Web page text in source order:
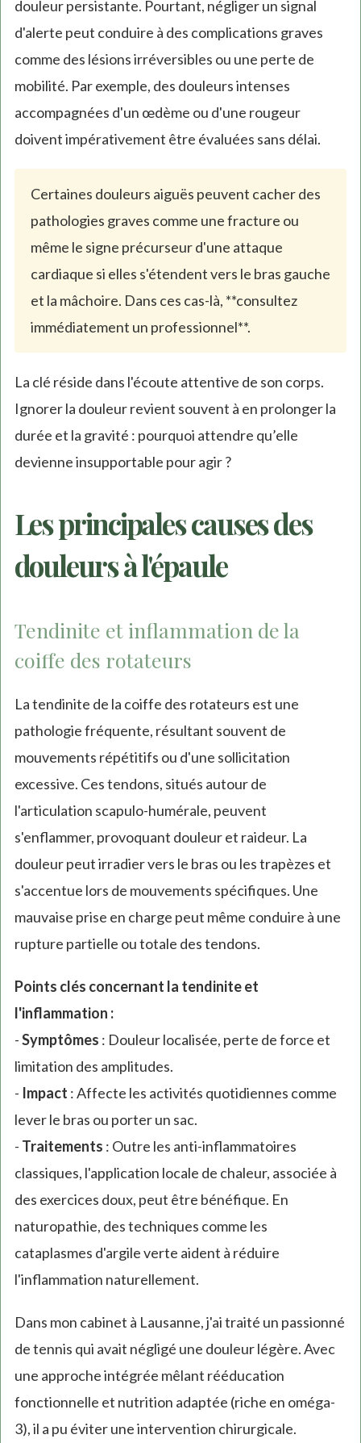
douleur persistante. Pourtant, négliger un signal
d'alerte peut conduire à des complications graves
comme des lésions irréversibles ou une perte de
mobilité. Par exemple, des douleurs intenses
accompagnées d'un œdème ou d'une rougeur
doivent impérativement être évaluées sans délai.
Certaines douleurs aiguës peuvent cacher des
pathologies graves comme une fracture ou
même le signe précurseur d'une attaque
cardiaque si elles s'étendent vers le bras gauche
et la mâchoire. Dans ces cas-là, **consultez
immédiatement un professionnel**.
La clé réside dans l'écoute attentive de son corps.
Ignorer la douleur revient souvent à en prolonger la
durée et la gravité : pourquoi attendre qu’elle
devienne insupportable pour agir ?
Les principales causes des
douleurs à l'épaule
Tendinite et inflammation de la
coiffe des rotateurs
La tendinite de la coiffe des rotateurs est une
pathologie fréquente, résultant souvent de
mouvements répétitifs ou d'une sollicitation
excessive. Ces tendons, situés autour de
l'articulation scapulo-humérale, peuvent
s'enflammer, provoquant douleur et raideur. La
douleur peut irradier vers le bras ou les trapèzes et
s'accentue lors de mouvements spécifiques. Une
mauvaise prise en charge peut même conduire à une
rupture partielle ou totale des tendons.
Points clés concernant la tendinite et
l'inflammation :
-Symptômes : Douleur localisée, perte de force et
limitation des amplitudes.
- Impact : Affecte les activités quotidiennes comme
lever le bras ou porter un sac.
- Traitements : Outre les anti-inflammatoires
classiques, l'application locale de chaleur, associée à
des exercices doux, peut être bénéfique. En
naturopathie, des techniques comme les
cataplasmes d'argile verte aident à réduire
l'inflammation naturellement.
Dans mon cabinet à Lausanne, j'ai traité un passionné
de tennis qui avait négligé une douleur légère. Avec
une approche intégrée mêlant rééducation
fonctionnelle et nutrition adaptée (riche en oméga-
3), il a pu éviter une intervention chirurgicale.